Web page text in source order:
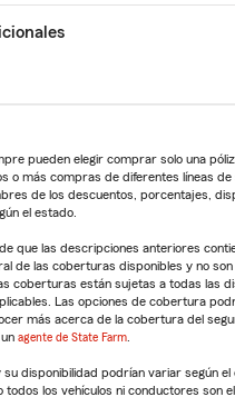
pueden elegir comprar solo una
o más compras de diferentes líneas de
de los descuentos, porcentajes,
el estado.
que las descripciones anteriores
de las coberturas disponibles y no
coberturas están sujetas a todas las
Las opciones de cobertura
más acerca de la cobertura del
agente de State Farm
su disponibilidad podrían variar según
todos los vehículos ni conductores son